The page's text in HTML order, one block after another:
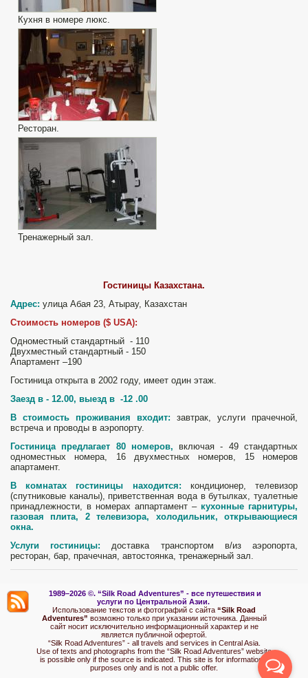
Кухня в номере люкс.
Ресторан.
Тренажерный зал.
Гостиницы Казахстана.
Адрес: улица Абая 23, Атырау, Казахстан
Стоимость номеров ($ USA):
Одноместный стандартный - 110
Двухместный стандартный - 150
Апартамент –190
Гостиница открыта в 2002 году, имеет один этаж.
Заезд в - 12.00, выезд в -12 .00
В стоимость проживания входит: завтрак, услуги прачечной,
встреча и проводы в аэропорту.
Гостиница предлагает 80 номеров, включая - 49 стандартных
одноместных номера, 16 двухместных номеров, 15 номеров
апартамент.
В комнатах гостиницы находится: кондиционер, телевизор
(спутниковые каналы), приветственная вода в бутылках, туалетные
принадлежности, в номерах аппартамент – кухонные гарнитуры,
газовая плита, 2 телевизора, холодильник, открывающиеся
окна.
Услуги гостиницы: доставка транспортом в/из аэропорта,
ресторан, бар, прачечная, автостоянка, тренажерный зал.
1989–2026 ©. “Silk Road Adventures” - все путешествия и
услуги по Центральной Азии.
Использование текстов и фотографий с сайта “Silk Road
Adventures” возможно только при указании источника. Данный
сайт носит исключительно информационный характер и не
является публичной офертой.
“Silk Road Adventures” - all travels and services in Central Asia.
Use of texts and photographs from the “Silk Road Adventures” website
is possible only if the source is indicated. This site is for informational
purposes only and is not a public offer.